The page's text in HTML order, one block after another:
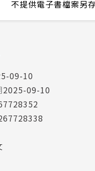
不提供電子書檔案另
09-10
2025-09-10